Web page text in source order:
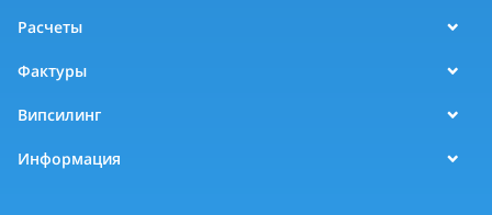
Расчеты
Фактуры
Випсилинг
Информация